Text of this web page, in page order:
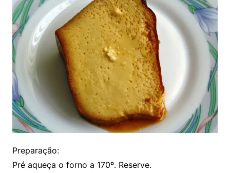
Preparação:
Pré aqueça o forno a 170º. Reserve.